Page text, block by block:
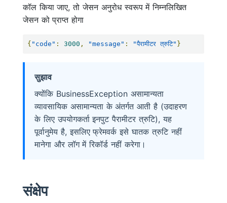
कॉल किया जाए, तो जेसन अनुरोध स्वरूप में निम्नलिखित
जेसन को प्राप्त होगा
{ "code" : 3000 , "message" : "पैरामीटर त्रुटि" }
सुझाव
क्योंकि BusinessException असामान्यता
व्यावसायिक असामान्यता के अंतर्गत आती है (उदाहरण
के लिए उपयोगकर्ता इनपुट पैरामीटर त्रुटि), यह
पूर्वानुमेय है, इसलिए फ्रेमवर्क इसे घातक त्रुटि नहीं
मानेगा और लॉग में रिकॉर्ड नहीं करेगा।
संक्षेप